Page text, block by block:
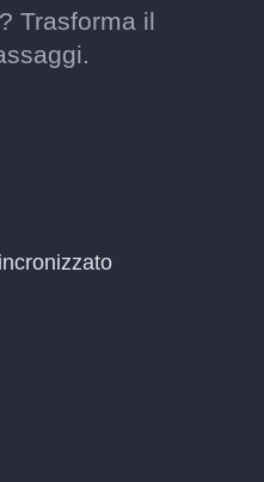
Trasforma il